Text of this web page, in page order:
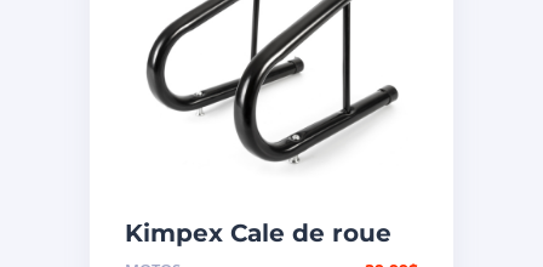
Kimpex Cale de roue
de motocyclette